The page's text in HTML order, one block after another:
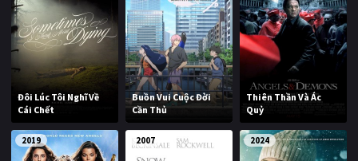
Đôi Lúc Tôi Nghĩ Về
Cái Chết
Buồn Vui Cuộc Đời
Cần Thủ
Thiên Thần Và Ác
Quỷ
2019 2007 2024